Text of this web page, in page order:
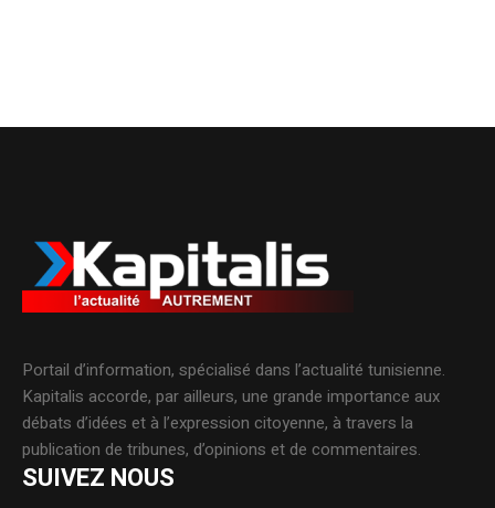
Portail d’information, spécialisé dans l’actualité tunisienne.
Kapitalis accorde, par ailleurs, une grande importance aux
débats d’idées et à l’expression citoyenne, à travers la
publication de tribunes, d’opinions et de commentaires.
SUIVEZ NOUS